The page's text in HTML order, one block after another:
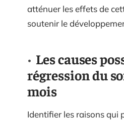
atténuer les effets de
soutenir le
Les causes
régression du
mois
Identifier les raisons qui